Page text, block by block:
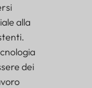
alla
dei